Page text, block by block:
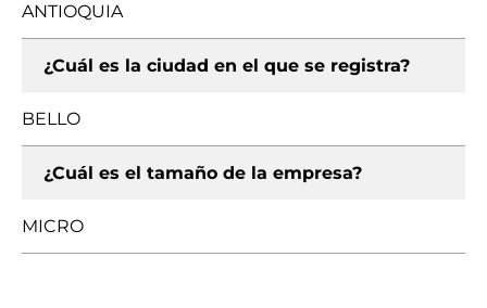
ANTIOQUIA
¿Cuál es la ciudad en el que se registra?
BELLO
¿Cuál es el tamaño de la empresa?
MICRO